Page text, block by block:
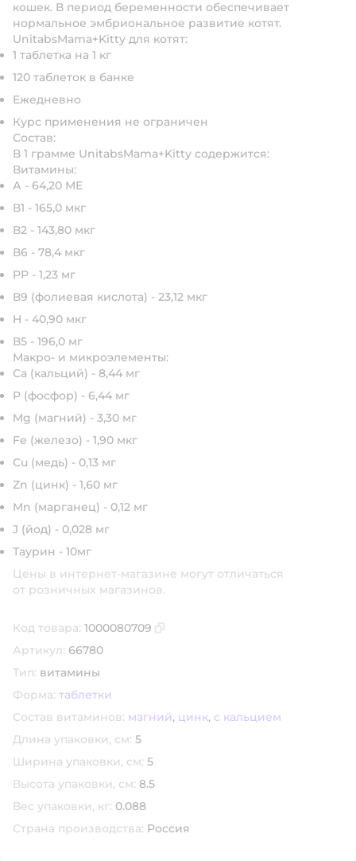
кошек. В период беременности обеспечивает
нормальное эмбриональное развитие котят.
UnitabsMama+Kitty для котят:
1 таблетка на 1 кг
120 таблеток в банке
Ежедневно
Курс применения не ограничен
Состав:
В 1 грамме UnitabsMama+Kitty содержится:
Витамины:
А - 64,20 МЕ
В1 - 165,0 мкг
В2 - 143,80 мкг
В6 - 78,4 мкг
РР - 1,23 мг
В9 (фолиевая кислота) - 23,12 мкг
Н - 40,90 мкг
В5 - 196,0 мг
Макро- и микроэлементы:
Ca (кальций) - 8,44 мг
P (фосфор) - 6,44 мг
Mg (магний) - 3,30 мг
Fe (железо) - 1,90 мкг
Cu (медь) - 0,13 мг
Zn (цинк) - 1,60 мг
Mn (марганец) - 0,12 мг
J (йод) - 0,028 мг
Таурин - 10мг
Цены в интернет-магазине могут отличаться
от розничных магазинов.
Код товара: 1000080709
Артикул: 66780
Тип: витамины
Форма: таблетки
Состав витаминов: магний, цинк, с кальцием
Длина упаковки, см: 5
Ширина упаковки, см: 5
Высота упаковки, см: 8.5
Вес упаковки, кг: 0.088
Страна производства: Россия